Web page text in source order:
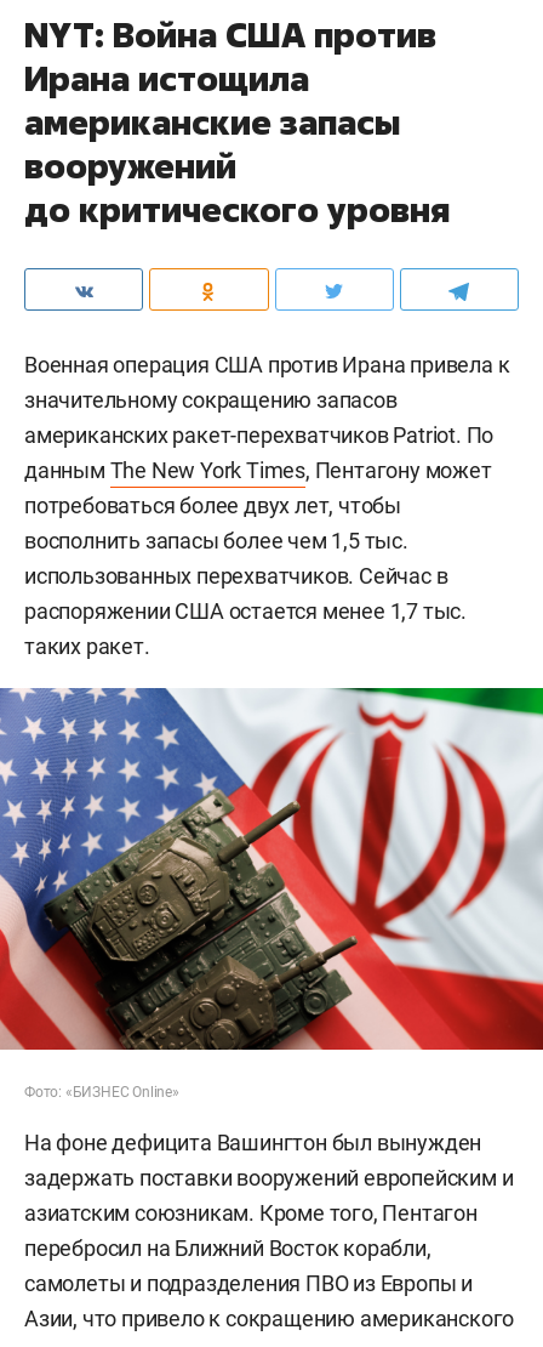
NYT: Война США против
Ирана истощила
американские запасы
вооружений
до критического уровня
Военная операция США против Ирана привела к
значительному сокращению запасов
американских ракет-перехватчиков Patriot. По
данным The New York Times, Пентагону может
потребоваться более двух лет, чтобы
восполнить запасы более чем 1,5 тыс.
использованных перехватчиков. Сейчас в
распоряжении США остается менее 1,7 тыс.
таких ракет.
Фото: «БИЗНЕС Online»
На фоне дефицита Вашингтон был вынужден
задержать поставки вооружений европейским и
азиатским союзникам. Кроме того, Пентагон
перебросил на Ближний Восток корабли,
самолеты и подразделения ПВО из Европы и
Азии, что привело к сокращению американского